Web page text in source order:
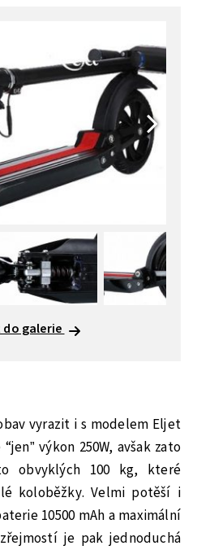
galerie
vyrazit i s modelem Eljet
výkon 250W, avšak zato
obvyklých 100 kg, které
koloběžky. Velmi potěší i
10500 mAh a maximální
je pak jednoduchá